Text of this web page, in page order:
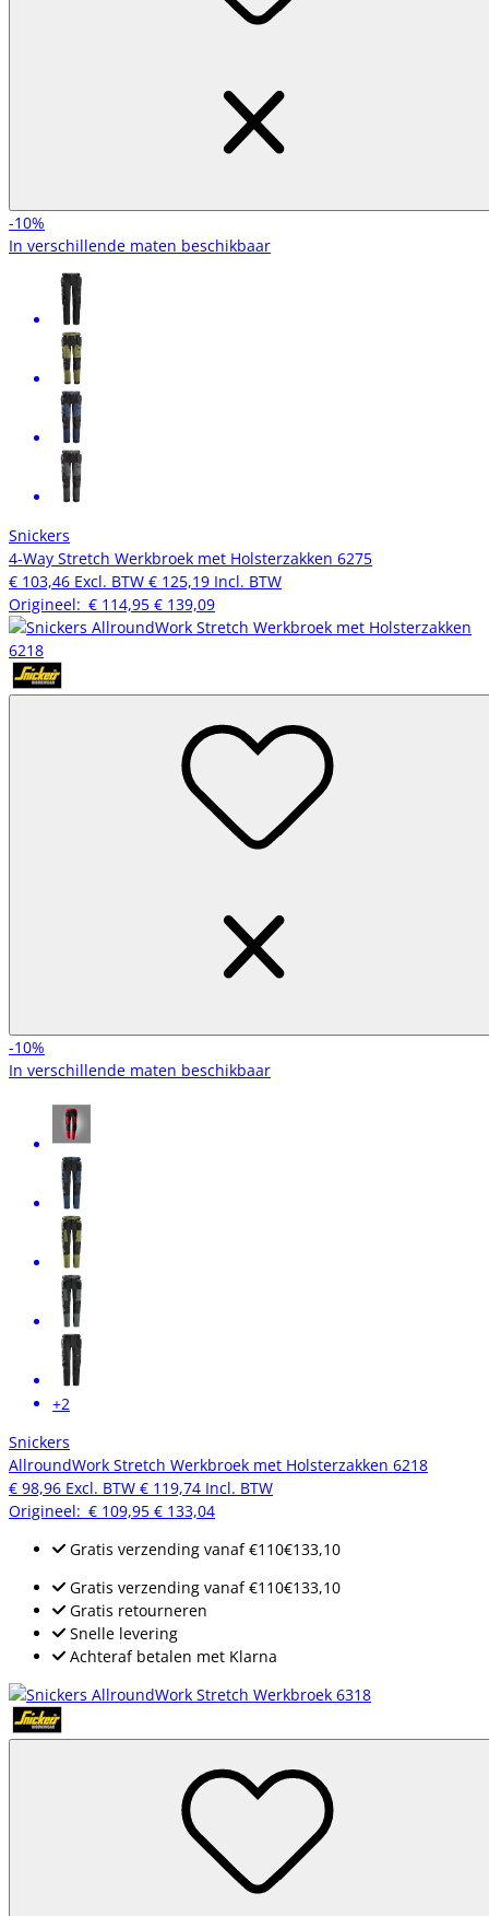
-10%
In verschillende maten beschikbaar
Snickers
4-Way Stretch Werkbroek met Holsterzakken 6275
€ 103,46 Excl. BTW € 125,19 Incl. BTW
Origineel: € 114,95 € 139,09
-10%
In verschillende maten beschikbaar
+2
Snickers
AllroundWork Stretch Werkbroek met Holsterzakken 6218
€ 98,96 Excl. BTW € 119,74 Incl. BTW
Origineel: € 109,95 € 133,04
Gratis verzending vanaf€110€133,10
Gratis verzending vanaf€110€133,10
Gratis retourneren
Snelle levering
Achteraf betalen met Klarna